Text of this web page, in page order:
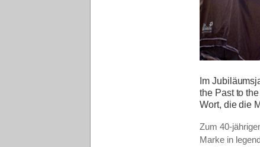
Im
the Past to
Wort, die die
Zum 40-
Marke in